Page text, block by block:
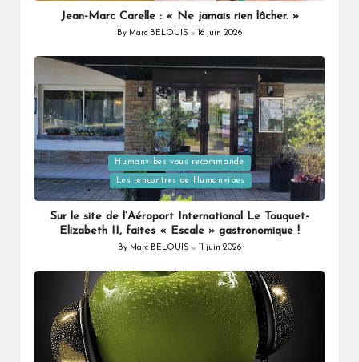
Jean-Marc Carelle : « Ne jamais rien lâcher. »
Posted
By Marc BELOUIS 16 juin 2026
Posted
in
Humanvibes vous recommande
Les rencontres de Humanvibes
Sur le site de l’Aéroport International Le Touquet-
Elizabeth II, faites « Escale » gastronomique !
Posted
By Marc BELOUIS 11 juin 2026